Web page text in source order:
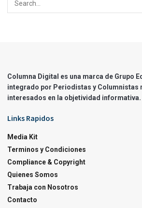
Columna Digital es una marca de Grupo
integrado por Periodistas y Columnistas
interesados en la objetividad informativa.
Links Rapidos
Media Kit
Terminos y Condiciones
Compliance & Copyright
Quienes Somos
Trabaja con Nosotros
Contacto